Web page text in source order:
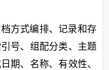
方式编排、记录和存
号、组配分类、主题
期、名称、有效性、